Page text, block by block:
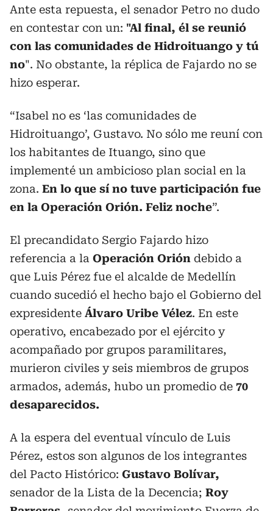
Ante esta repuesta, el senador Petro no dudo
en contestar con un: "Al final, él se reunió
con las comunidades de Hidroituango y tú
no". No obstante, la réplica de Fajardo no se
hizo esperar.
“Isabel no es ‘las comunidades de
Hidroituango’, Gustavo. No sólo me reuní con
los habitantes de Ituango, sino que
implementé un ambicioso plan social en la
zona. En lo que sí no tuve participación fue
en la Operación Orión. Feliz noche”.
El precandidato Sergio Fajardo hizo
referencia a la Operación Orión debido a
que Luis Pérez fue el alcalde de Medellín
cuando sucedió el hecho bajo el Gobierno del
expresidente Álvaro Uribe Vélez. En este
operativo, encabezado por el ejército y
acompañado por grupos paramilitares,
murieron civiles y seis miembros de grupos
armados, además, hubo un promedio de 70
desaparecidos.
A la espera del eventual vínculo de Luis
Pérez, estos son algunos de los integrantes
del Pacto Histórico: Gustavo Bolívar,
senador de la Lista de la Decencia; Roy